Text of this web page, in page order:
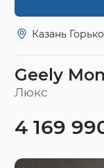
Казань
Geely
Люкс
4 169